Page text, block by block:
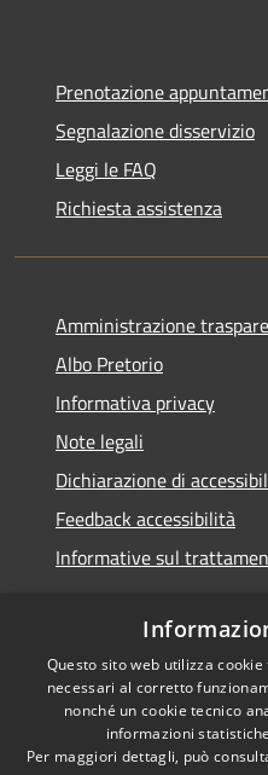
Prenotazione
Segnalazione disservizio
Leggi le FAQ
Richiesta assistenza
Amministrazione
Albo Pretorio
Informativa privacy
Note legali
Dichiarazione di
Feedback accessibilità
Informative sul
RSS
Accessibilità
Cookie
Questo sito web utilizza
necessari al corretto
nonché un cookie tecnico
informazioni
Per maggiori dettagli, può